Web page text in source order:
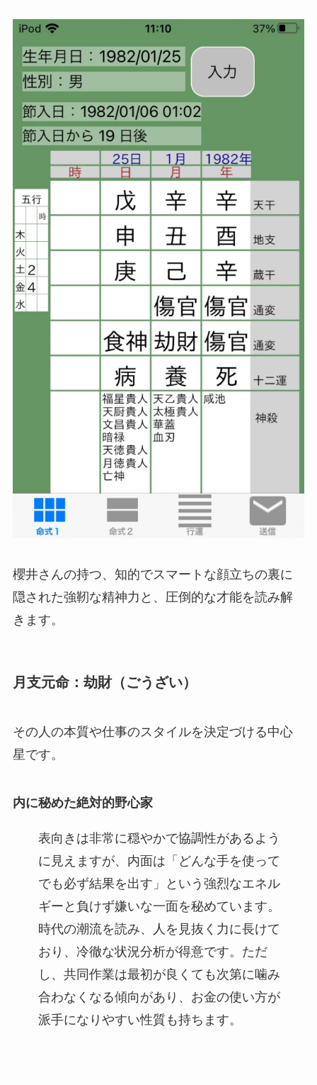
櫻井さんの持つ、知的でスマートな顔立ちの裏に
隠された強靭な精神力と、圧倒的な才能を読み解
きます。
月支元命：劫財（ごうざい）
その人の本質や仕事のスタイルを決定づける中心
星です。
内に秘めた絶対的野心家
表向きは非常に穏やかで協調性があるよう
に見えますが、内面は「どんな手を使って
でも必ず結果を出す」という強烈なエネル
ギーと負けず嫌いな一面を秘めています。
時代の潮流を読み、人を見抜く力に長けて
おり、冷徹な状況分析が得意です。ただ
し、共同作業は最初が良くても次第に噛み
合わなくなる傾向があり、お金の使い方が
派手になりやすい性質も持ちます。